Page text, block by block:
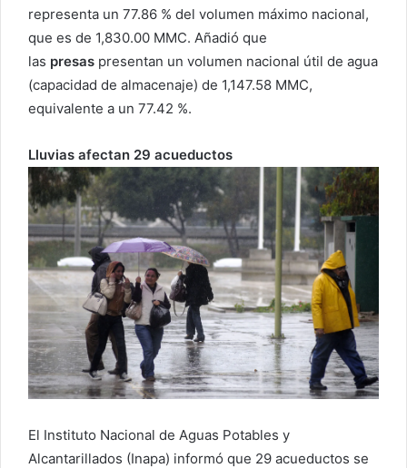
representa un 77.86 % del volumen máximo nacional,
que es de 1,830.00 MMC. Añadió que
las presas presentan un volumen nacional útil de agua
(capacidad de almacenaje) de 1,147.58 MMC,
equivalente a un 77.42 %.
Lluvias afectan 29 acueductos
El Instituto Nacional de Aguas Potables y
Alcantarillados (Inapa) informó que 29 acueductos se